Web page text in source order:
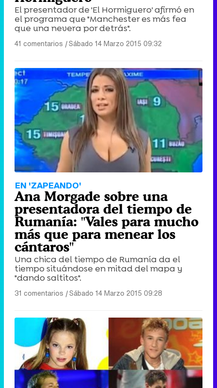
El presentador de 'El Hormiguero' afirmó en
el programa que "Manchester es más fea
que una nevera por detrás".
41 comentarios |Sábado 14 Marzo 2015 09:32
EN 'ZAPEANDO'
Ana Morgade sobre una
presentadora del tiempo de
Rumanía: "Vales para mucho
más que para menear los
cántaros"
Una chica del tiempo de Rumanía da el
tiempo situándose en mitad del mapa y
"dando saltitos".
31 comentarios |Sábado 14 Marzo 2015 09:28